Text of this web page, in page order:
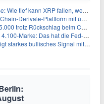
wenn die $1-Unterstützung am Wochenende verloren geht?
Plattform mit über 950 Märkten in einem Konto
beim CLARITY Act und fehlendem US-Iran-Abkommen
Das hat die Fed-Entscheidung ausgelöst
Signal mit Potenzial für 200% Kursanstieg